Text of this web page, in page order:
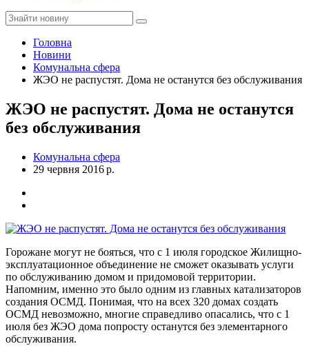
Головна
Новини
Комунальна сфера
ЖЭО не распустят. Дома не останутся без обслуживания
ЖЭО не распустят. Дома не останутся
без обслуживания
Комунальна сфера
29 червня 2016 р.
Горожане могут не бояться, что с 1 июля городское Жилищно-
эксплуатационное объединение не сможет оказывать услуги
по обслуживанию домом и придомовой территории.
Напомним, именно это было одним из главных катализаторов
создания ОСМД. Понимая, что на всех 320 домах создать
ОСМД невозможно, многие справедливо опасались, что с 1
июля без ЖЭО дома попросту останутся без элементарного
обслуживания.